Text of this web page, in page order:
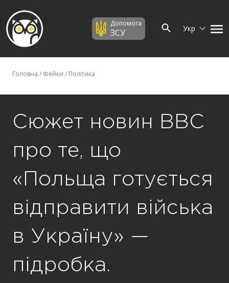
Допомога
ЗСУ Укр
Головна / Фейки / Політика
Сюжет новин BBC
про те, що
«Польща готується
відправити війська
в Україну» —
підробка.